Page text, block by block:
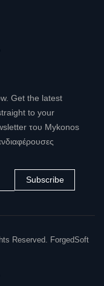
Get the latest
to your
του Mykonos
Subscribe
Reserved. ForgedSoft